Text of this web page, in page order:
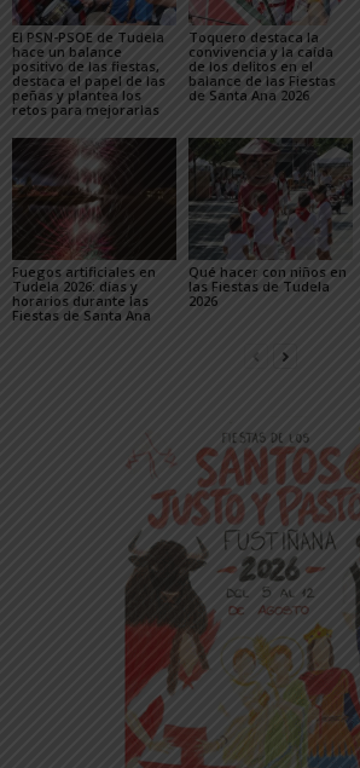
El PSN-PSOE de Tudela
hace un balance
positivo de las fiestas,
destaca el papel de las
peñas y plantea los
retos para mejorarlas
Toquero destaca la
convivencia y la caída
de los delitos en el
balance de las Fiestas
de Santa Ana 2026
Fuegos artificiales en
Tudela 2026: días y
horarios durante las
Fiestas de Santa Ana
Qué hacer con niños en
las Fiestas de Tudela
2026